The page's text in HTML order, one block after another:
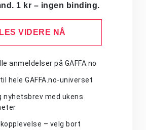
1 kr – ingen binding.
LES VIDERE NÅ
anmeldelser på GAFFA.no
hele GAFFA.no-universet
nyhetsbrev med ukens
– velg bort